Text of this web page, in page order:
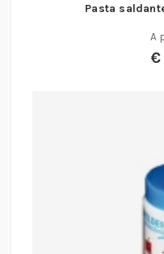
Pasta
A
€